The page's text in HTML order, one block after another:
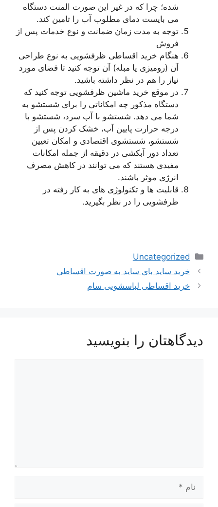
شده؛ چرا که در غیر این صورت المنت دستگاه
می بایست دمای مطلوب آب را تامین کند.
توجه به مدت زمان ضمانت و نوع خدمات پس از
فروش
هنگام خرید اقساطی ظرفشویی به نوع طراحی
آن (رومیزی یا مبله) آن توجه کنید تا فضای مورد
نیاز را هم در نظر داشته باشید.
در موقع خرید ماشین ظرفشویی توجه کنید که
دستگاه مذکور چه امکاناتی را برای شستشو به
شما می دهد. شستشو با آب سرد، شستشو با
درجه حرارت پایین آب، خشک کردن پس از
شستشو، شستشوی اقتصادی و امکان تعیین
تعداد دور آبکشی در دقیقه از جمله امکانات
مفیدی هستند که می توانند در کاهش مصرف
انرژی موثر باشند.
قابلیت ها و تکنولوژی های به کار رفته در
ظرفشویی را در نظر بگیرید.
دسته‌ها
Uncategorized
ناوبری
نوشته‌ها
خرید ساید بای ساید به صورت اقساطی
خرید اقساطی لباسشویی سام
دیدگاهتان را بنویسید